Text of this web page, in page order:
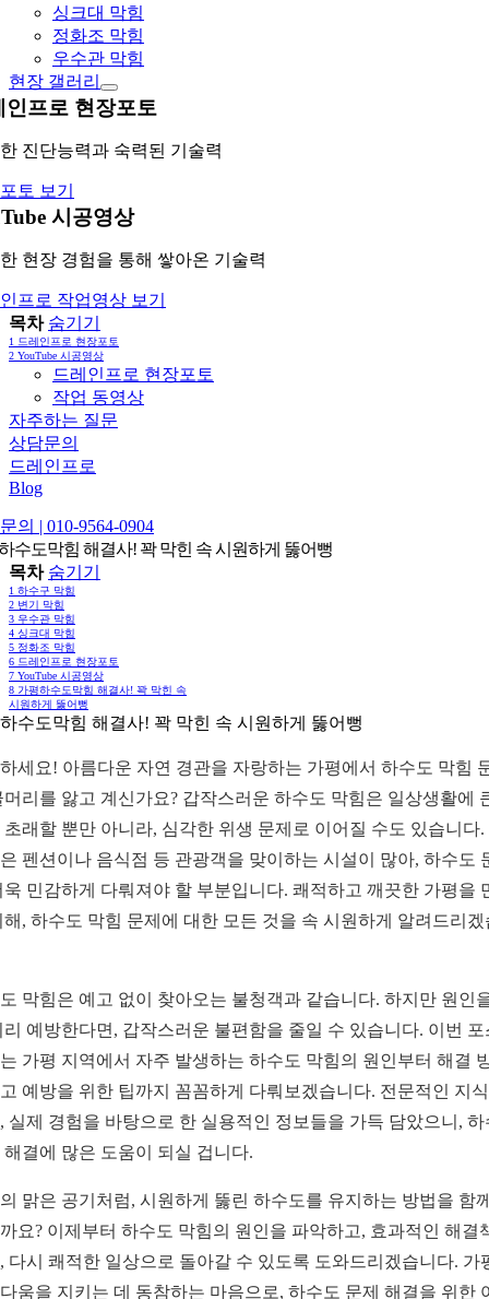
싱크대 막힘
정화조 막힘
우수관 막힘
현장 갤러리
인프로 현장포토
진단능력과 숙력된 기술력
토 보기
시공영상
현장 경험을 통해 쌓아온 기술력
프로 작업영상 보기
목차 숨기기
1 드레인프로 현장포토
2 YouTube 시공영상
드레인프로 현장포토
작업 동영상
자주하는 질문
상담문의
드레인프로
Blog
의 | 010-9564-0904
수도막힘 해결사! 꽉 막힌 속 시원하게 뚫어뻥
목차 숨기기
1 하수구 막힘
2 변기 막힘
3 우수관 막힘
4 싱크대 막힘
5 정화조 막힘
6 드레인프로 현장포토
7 YouTube 시공영상
8 가평하수도막힘 해결사! 꽉 막힌 속
시원하게 뚫어뻥
수도막힘 해결사! 꽉 막힌 속 시원하게 뚫어뻥
세요! 아름다운 자연 경관을 자랑하는 가평에서 하수도 막힘
머리를 앓고 계신가요? 갑작스러운 하수도 막힘은 일상생활에
초래할 뿐만 아니라, 심각한 위생 문제로 이어질 수도 있습니다.
펜션이나 음식점 등 관광객을 맞이하는 시설이 많아, 하수도
욱 민감하게 다뤄져야 할 부분입니다. 쾌적하고 깨끗한 가평을
해, 하수도 막힘 문제에 대한 모든 것을 속 시원하게 알려드리겠
막힘은 예고 없이 찾아오는 불청객과 같습니다. 하지만 원인
리 예방한다면, 갑작스러운 불편함을 줄일 수 있습니다. 이번 포
가평 지역에서 자주 발생하는 하수도 막힘의 원인부터 해결
예방을 위한 팁까지 꼼꼼하게 다뤄보겠습니다. 전문적인 지
실제 경험을 바탕으로 한 실용적인 정보들을 가득 담았으니, 하
해결에 많은 도움이 되실 겁니다.
맑은 공기처럼, 시원하게 뚫린 하수도를 유지하는 방법을 함
요? 이제부터 하수도 막힘의 원인을 파악하고, 효과적인 해결
다시 쾌적한 일상으로 돌아갈 수 있도록 도와드리겠습니다. 가
움을 지키는 데 동참하는 마음으로, 하수도 문제 해결을 위한